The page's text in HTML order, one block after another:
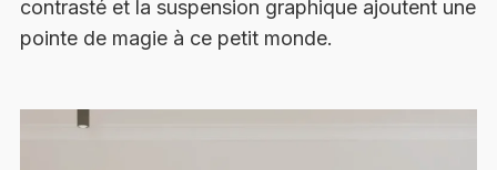
contrasté et la suspension graphique ajoutent une
pointe de magie à ce petit monde.